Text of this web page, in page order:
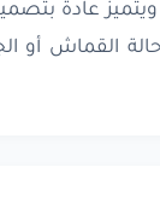
عادة
القماش أو